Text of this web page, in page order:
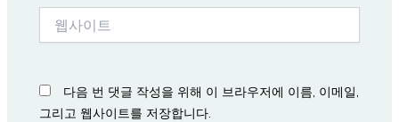
다음 번 댓글 작성을 위해 이 브라우저에 이름, 이메일,
그리고 웹사이트를 저장합니다.